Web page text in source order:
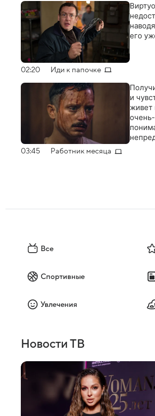
его
02:20 Иди к папочке
и
живет
03:45 Работник месяца
Все
Спортивные
Увлечения
Новости ТВ